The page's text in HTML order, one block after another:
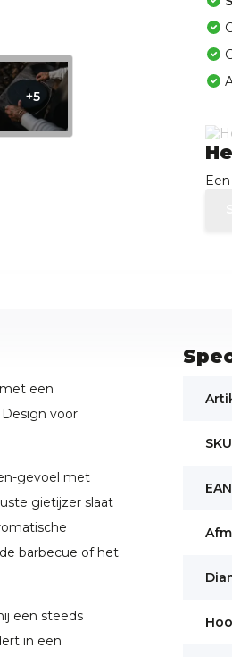
+5
een
voor
gevoel met
gietijzer slaat
barbecue of het
een steeds
in een
SKU
EAN